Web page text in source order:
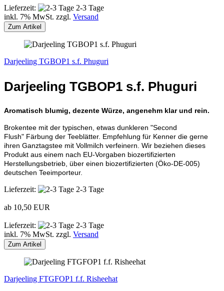
Lieferzeit:
2-3 Tage
inkl. 7% MwSt. zzgl. Versand
Zum Artikel
Darjeeling TGBOP1 s.f. Phuguri
Darjeeling TGBOP1 s.f. Phuguri
Aromatisch blumig, dezente Würze, angenehm klar und rein.
Brokentee mit der typischen, etwas dunkleren "Second
Flush" Färbung der Teeblätter. Empfehlung für Kenner die gerne
ihren Ganztagstee mit Vollmilch verfeinern. Wir beziehen dieses
Produkt aus einem nach EU-Vorgaben biozertifizierten
Herstellungsbetrieb, über einen biozertifizierten (Öko-DE-005)
deutschen Teeimporteur.
Lieferzeit: 2-3 Tage
ab 10,50 EUR
Lieferzeit:
2-3 Tage
inkl. 7% MwSt. zzgl. Versand
Zum Artikel
Darjeeling FTGFOP1 f.f. Risheehat